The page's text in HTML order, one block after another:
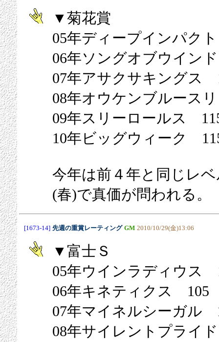
▼菊花賞
05年ディープインパク
06年ソングオブウイン
07年アサクサキングス
08年オウケンブルース
09年スリーロールス
10年ビッグウィーク
今年は前４年と同じレ
(春)で真価が問われる。
[1673-14] 先週の重賞レーティング GM 2010/10/29(金)13:06
▼富士Ｓ
05年ウインラディウス
06年キネティクス 105
07年マイネルシーガル
08年サイレントプライ